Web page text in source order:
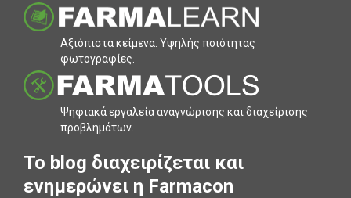
Αξιόπιστα κείµενα. Υψηλής ποιότητας
φωτογραφίες.
Ψηφιακά εργαλεία αναγνώρισης και διαχείρισης
προβληµάτων.
To blog διαχειρίζεται και
ενημερώνει η Farmacon